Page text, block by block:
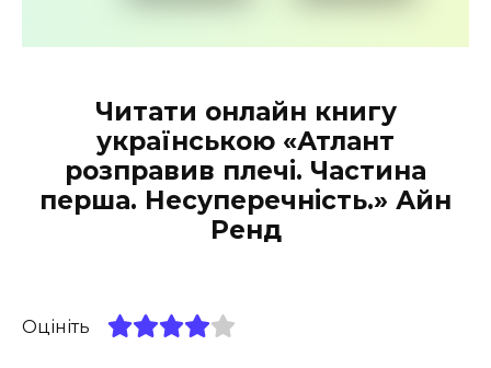
Читати онлайн книгу
українською «Атлант
розправив плечі. Частина
перша. Несуперечність.» Айн
Ренд
Оцініть